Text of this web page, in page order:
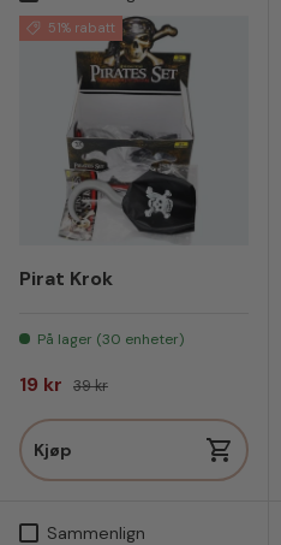
51% rabatt
Pirat Krok
På lager (30 enheter)
Salgspris
19 kr Vanlig pris
39 kr
Kjøp
Sammenlign